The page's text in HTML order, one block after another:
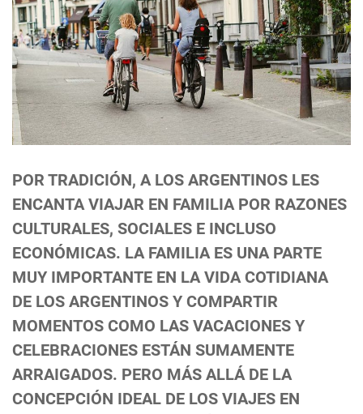
POR TRADICIÓN, A LOS ARGENTINOS LES
ENCANTA VIAJAR EN FAMILIA POR RAZONES
CULTURALES, SOCIALES E INCLUSO
ECONÓMICAS. LA FAMILIA ES UNA PARTE
MUY IMPORTANTE EN LA VIDA COTIDIANA
DE LOS ARGENTINOS Y COMPARTIR
MOMENTOS COMO LAS VACACIONES Y
CELEBRACIONES ESTÁN SUMAMENTE
ARRAIGADOS. PERO MÁS ALLÁ DE LA
CONCEPCIÓN IDEAL DE LOS VIAJES EN